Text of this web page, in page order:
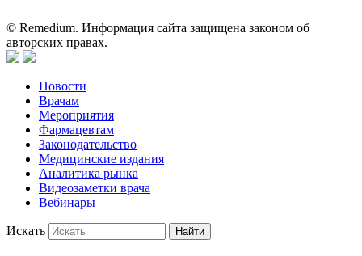
© Remedium. Информация сайта защищена законом об
авторских правах.
Новости
Врачам
Мероприятия
Фармацевтам
Законодательство
Медицинские издания
Аналитика рынка
Видеозаметки врача
Вебинары
Искать Найти